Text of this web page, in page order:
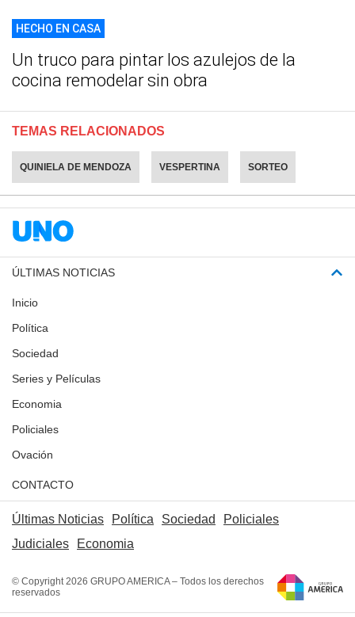
HECHO EN CASA
Un truco para pintar los azulejos de la
cocina remodelar sin obra
TEMAS RELACIONADOS
QUINIELA DE MENDOZA VESPERTINA SORTEO
ÚLTIMAS NOTICIAS
Inicio
Política
Sociedad
Series y Películas
Economia
Policiales
Ovación
CONTACTO
Últimas Noticias Política Sociedad
Policiales
Judiciales
Economia
© Copyright 2026 GRUPO AMERICA – Todos los derechos
reservados